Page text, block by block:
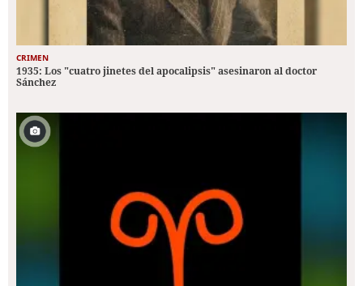
CRIMEN
1935: Los "cuatro jinetes del apocalipsis" asesinaron al doctor
Sánchez